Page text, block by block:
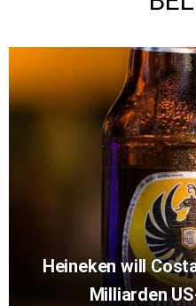
Heineken will
Milliarden